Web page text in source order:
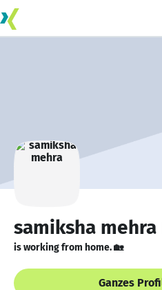
samiksha mehra
is working from home. 🏡
Ganzes